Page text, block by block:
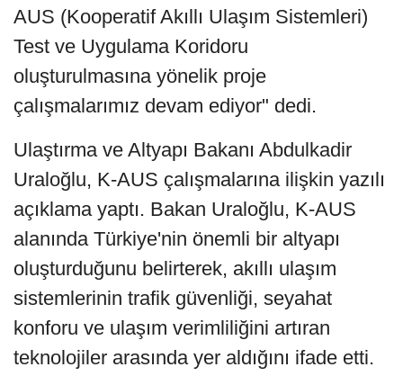
AUS (Kooperatif Akıllı Ulaşım Sistemleri)
Test ve Uygulama Koridoru
oluşturulmasına yönelik proje
çalışmalarımız devam ediyor" dedi.
Ulaştırma ve Altyapı Bakanı Abdulkadir
Uraloğlu, K-AUS çalışmalarına ilişkin yazılı
açıklama yaptı. Bakan Uraloğlu, K-AUS
alanında Türkiye'nin önemli bir altyapı
oluşturduğunu belirterek, akıllı ulaşım
sistemlerinin trafik güvenliği, seyahat
konforu ve ulaşım verimliliğini artıran
teknolojiler arasında yer aldığını ifade etti.